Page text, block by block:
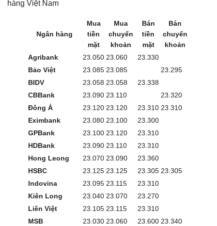
hàng Việt Nam
Ngân hàng
Mua
tiền
mặt
Mua
chuyển
khoản
Bán
tiền
mặt
Bán
chuyển
khoản
Agribank
23.050 23.060
23.330
Bảo Việt
23.085 23.085
23.295
BIDV
23.058 23.058
23.338
CBBank
23.090 23.110
23.320
Đông Á
23.120 23.120 23.310 23.310
Eximbank
23.080 23.100
23.300
GPBank
23.100 23.120
23.310
HDBank
23.090 23.110
23.310
Hong Leong
23.070 23.090
23.360
HSBC
23.125 23.125 23.305 23.305
Indovina
23.095 23.115
23.310
Kiên Long
23.040 23.070
23.270
Liên Việt
23.105 23.115
23.310
MSB
23.030 23.060 23.600 23.340